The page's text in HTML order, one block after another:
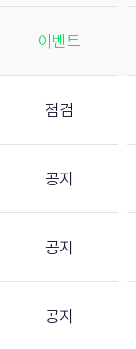
이벤트
점검
공지
공지
공지